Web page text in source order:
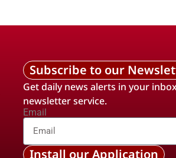
Subscribe to our
Get daily news alerts in your
newsletter service.
Email
Install our Application